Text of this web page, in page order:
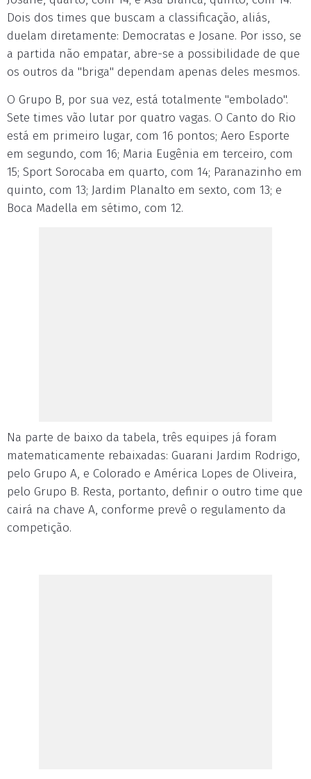
Dois dos times que buscam a classificação, aliás,
duelam diretamente: Democratas e Josane. Por isso, se
a partida não empatar, abre-se a possibilidade de que
os outros da "briga" dependam apenas deles mesmos.
O Grupo B, por sua vez, está totalmente "embolado".
Sete times vão lutar por quatro vagas. O Canto do Rio
está em primeiro lugar, com 16 pontos; Aero Esporte
em segundo, com 16; Maria Eugênia em terceiro, com
15; Sport Sorocaba em quarto, com 14; Paranazinho em
quinto, com 13; Jardim Planalto em sexto, com 13; e
Boca Madella em sétimo, com 12.
Na parte de baixo da tabela, três equipes já foram
matematicamente rebaixadas: Guarani Jardim Rodrigo,
pelo Grupo A, e Colorado e América Lopes de Oliveira,
pelo Grupo B. Resta, portanto, definir o outro time que
cairá na chave A, conforme prevê o regulamento da
competição.